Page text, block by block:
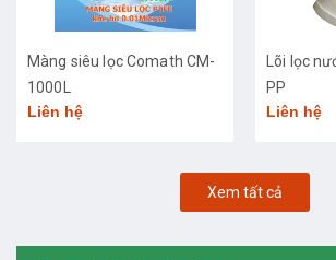
Màng siêu lọc Comath CM-
1000L
Liên hệ
Lõi lọc
PP
Liên hệ
Xem tất cả